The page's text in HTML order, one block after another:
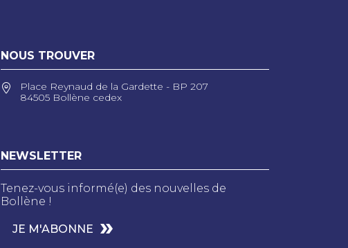
NOUS TROUVER
Place Reynaud de la Gardette - BP 207
84505 Bollène cedex
NEWSLETTER
Tenez-vous informé(e) des nouvelles de
Bollène !
JE M'ABONNE